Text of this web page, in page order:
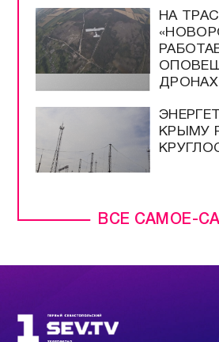
ВСЕ САМОЕ-
НА
ДРОНАХ
КРЫМУ